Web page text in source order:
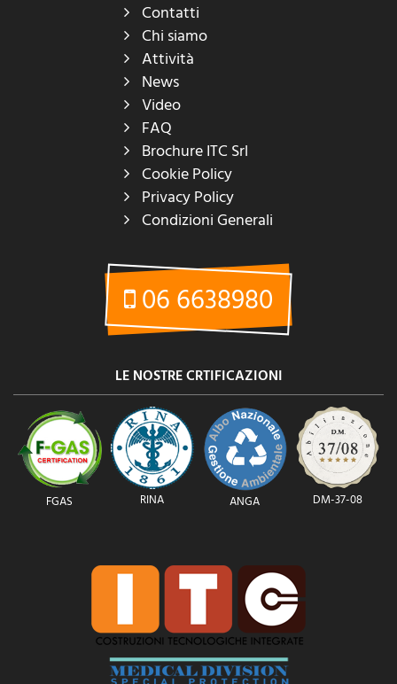
Contatti
Chi siamo
Attività
News
Video
FAQ
Brochure ITC Srl
Cookie Policy
Privacy Policy
Condizioni Generali
06 6638980
LE NOSTRE CRTIFICAZIONI
FGAS RINA ANGA DM-37-08